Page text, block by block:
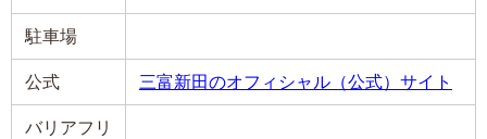
駐車場
公式 三富新田のオフィシャル（公式）サイト
バリアフリ